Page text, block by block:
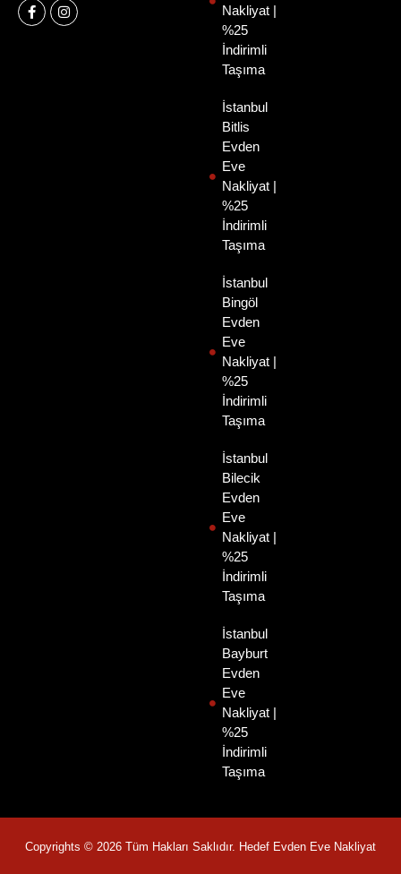
Nakliyat |
%25
İndirimli
Taşıma
İstanbul
Bitlis
Evden
Eve
Nakliyat |
%25
İndirimli
Taşıma
İstanbul
Bingöl
Evden
Eve
Nakliyat |
%25
İndirimli
Taşıma
İstanbul
Bilecik
Evden
Eve
Nakliyat |
%25
İndirimli
Taşıma
İstanbul
Bayburt
Evden
Eve
Nakliyat |
%25
İndirimli
Taşıma
Copyrights © 2026 Tüm Hakları Saklıdır. Hedef Evden Eve Nakliyat